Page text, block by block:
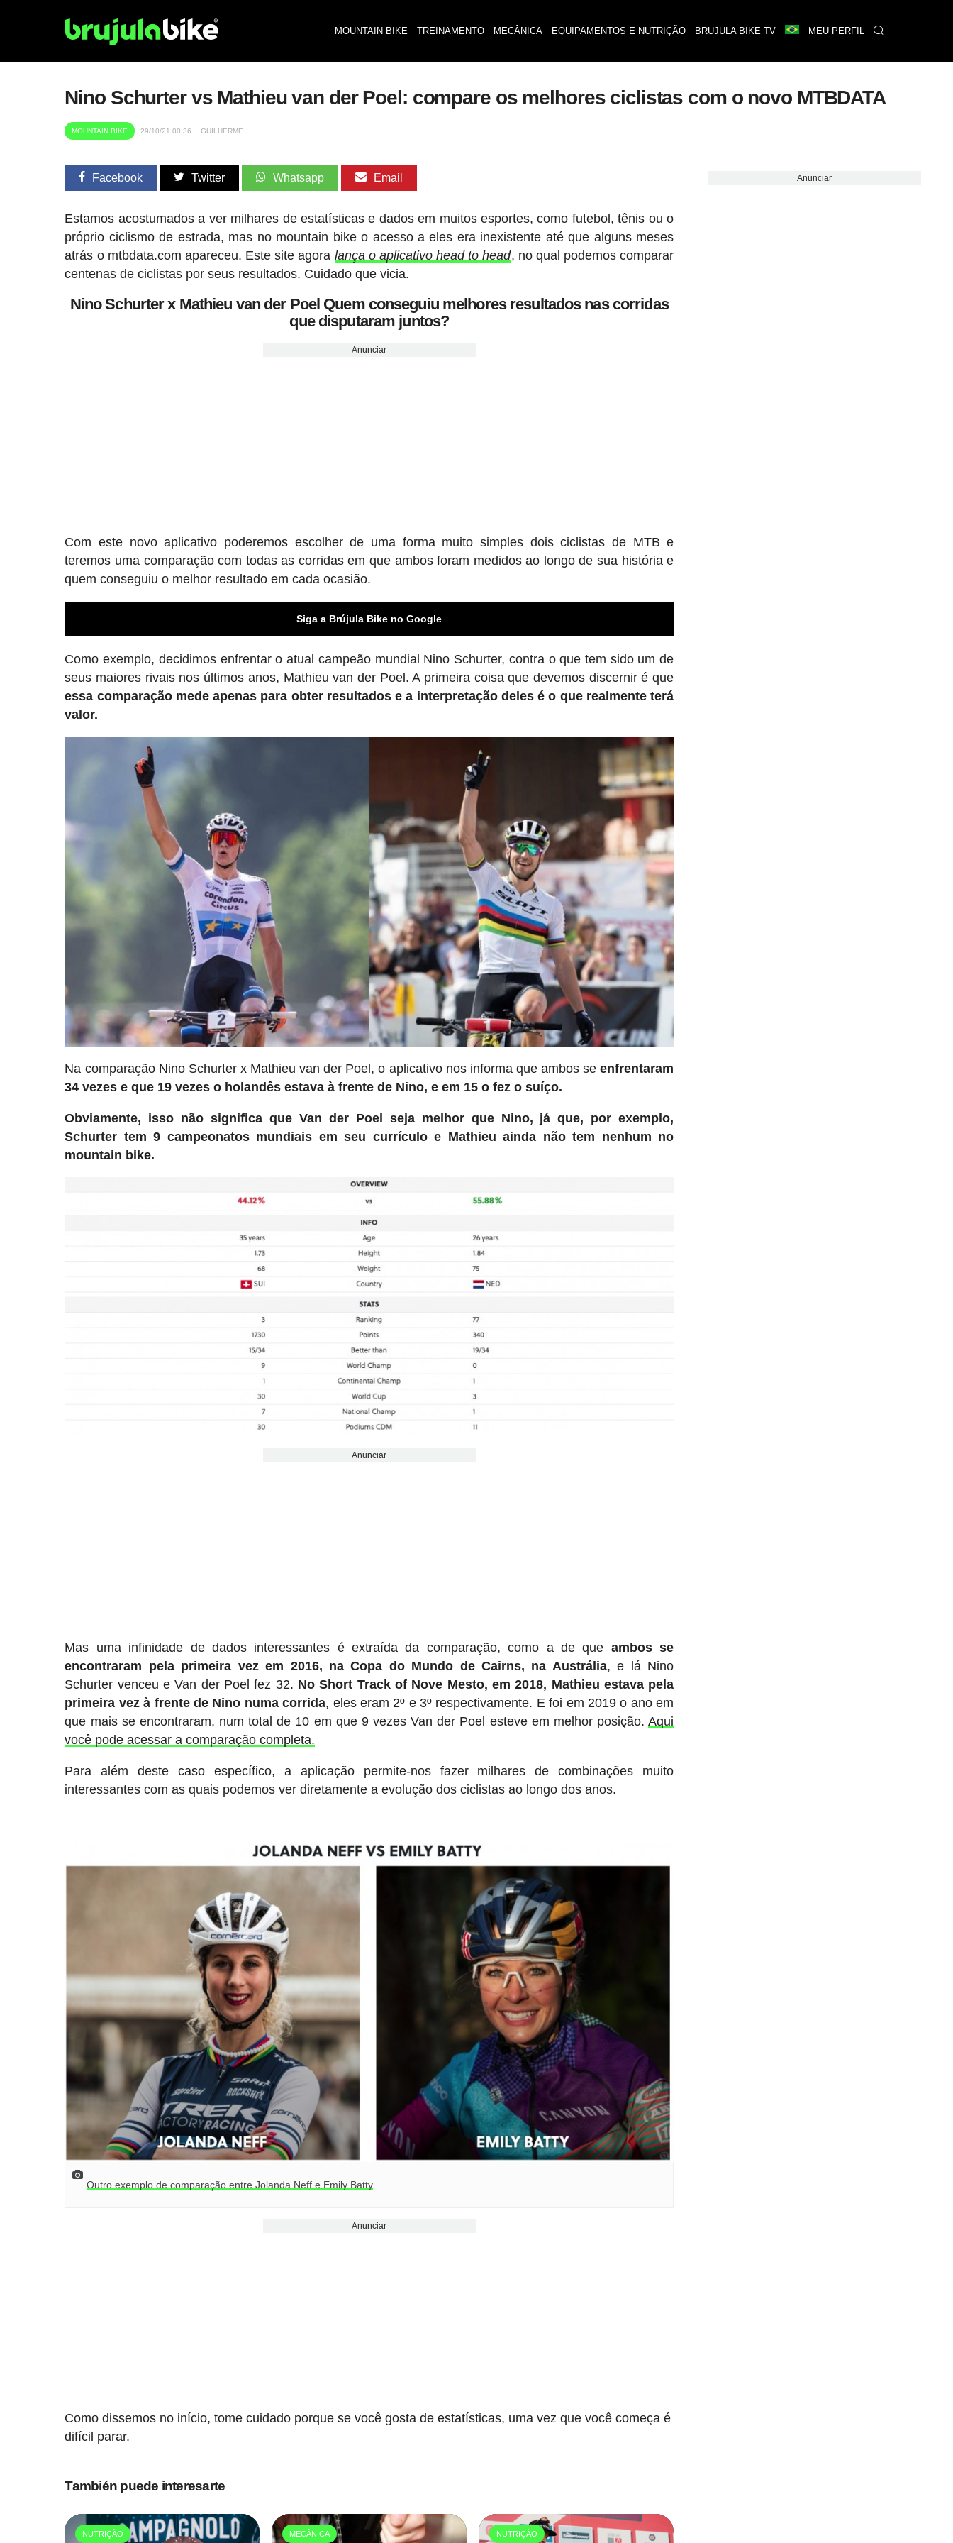
MOUNTAIN BIKE TREINAMENTO MECÂNICA EQUIPAMENTOS E NUTRIÇÃO BRUJULA BIKE TV MEU PERFIL
Nino Schurter vs Mathieu van der Poel: compare os melhores ciclistas com o novo MTBDATA
MOUNTAIN BIKE 29/10/21 00:36 GUILHERME
Facebook Twitter Whatsapp Email
Estamos acostumados a ver milhares de estatísticas e dados em muitos esportes, como futebol, tênis ou o
próprio ciclismo de estrada, mas no mountain bike o acesso a eles era inexistente até que alguns meses
atrás o mtbdata.com apareceu. Este site agora lança o aplicativo head to head, no qual podemos comparar
centenas de ciclistas por seus resultados. Cuidado que vicia.
Nino Schurter x Mathieu van der Poel Quem conseguiu melhores resultados nas corridas
que disputaram juntos?
Anunciar
Com este novo aplicativo poderemos escolher de uma forma muito simples dois ciclistas de MTB e
teremos uma comparação com todas as corridas em que ambos foram medidos ao longo de sua história e
quem conseguiu o melhor resultado em cada ocasião.
Siga a Brújula Bike no Google
Como exemplo, decidimos enfrentar o atual campeão mundial Nino Schurter, contra o que tem sido um de
seus maiores rivais nos últimos anos, Mathieu van der Poel. A primeira coisa que devemos discernir é que
essa comparação mede apenas para obter resultados e a interpretação deles é o que realmente terá
valor.
Na comparação Nino Schurter x Mathieu van der Poel, o aplicativo nos informa que ambos seenfrentaram
34 vezes e que 19 vezes o holandês estava à frente de Nino, e em 15 o fez o suíço.
Obviamente, isso não significa que Van der Poel seja melhor que Nino, já que, por exemplo,
Schurter tem 9 campeonatos mundiais em seu currículo e Mathieu ainda não tem nenhum no
mountain bike.
Anunciar
Mas uma infinidade de dados interessantes é extraída da comparação, como a de que ambos se
encontraram pela primeira vez em 2016, na Copa do Mundo de Cairns, na Austrália, e lá Nino
Schurter venceu e Van der Poel fez 32. No Short Track of Nove Mesto, em 2018, Mathieu estava pela
primeira vez à frente de Nino numa corrida, eles eram 2º e 3º respectivamente. E foi em 2019 o ano em
que mais se encontraram, num total de 10 em que 9 vezes Van der Poel esteve em melhor posição.Aqui
você pode acessar a comparação completa.
Para além deste caso específico, a aplicação permite-nos fazer milhares de combinações muito
interessantes com as quais podemos ver diretamente a evolução dos ciclistas ao longo dos anos.
Outro exemplo de comparação entre Jolanda Neff e Emily Batty
Anunciar
Como dissemos no início, tome cuidado porque se você gosta de estatísticas, uma vez que você começa é
difícil parar.
También puede interesarte
NUTRIÇÃO MECÂNICA NUTRIÇÃO
Anunciar